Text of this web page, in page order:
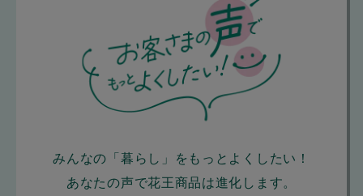
みんなの「暮らし」をもっとよくしたい！
あなたの声で花王商品は進化します。